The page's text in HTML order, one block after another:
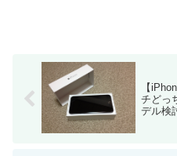
【
チどっ
デル検